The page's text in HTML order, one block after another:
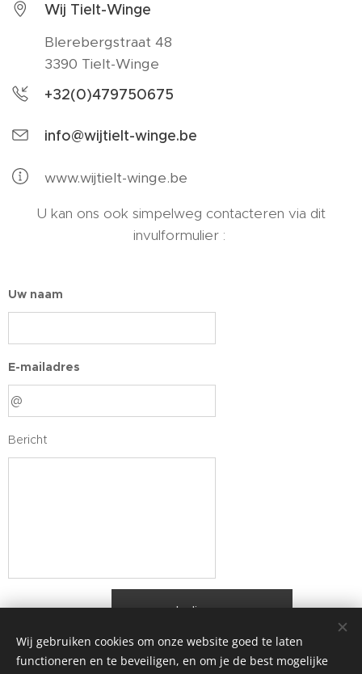
Wij Tielt-Winge
Blerebergstraat 48
3390 Tielt-Winge
+32(0)479750675
info@wijtielt-winge.be
www.wijtielt-winge.be
U kan ons ook simpelweg contacteren via dit
invulformulier :
Uw naam
E-mailadres
Bericht
Indienen
Wij gebruiken cookies om onze website goed te laten
functioneren en te beveiligen, en om je de best mogelijke